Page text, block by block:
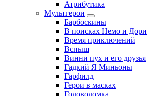
Атрибутика
Мультгерои
Барбоскины
В поисках Немо и Дори
Время приключений
Вспыш
Винни пух и его друзья
Гадкий Я Миньоны
Гарфилд
Герои в масках
Головоломка